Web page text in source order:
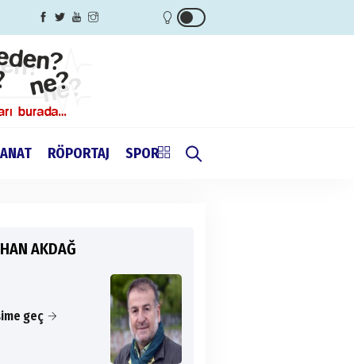
RÖPORTAJ SPOR
AKDAĞ
geç